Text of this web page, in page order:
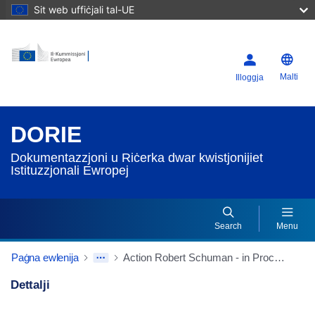
Sit web uffiċjali tal-UE
Illoggja Malti
DORIE
Dokumentazzjoni u Riċerka dwar kwistjonijiet
Istituzzjonali Ewropej
Search Menu
Paġna ewlenija Action Robert Schuman - in Procès-verbal de la réunion de la Commission du 26/11/1997
Dettalji